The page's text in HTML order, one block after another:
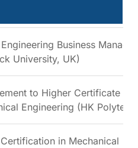
Business
University, UK)
to Higher Certificate in
Engineering (HK
in Mechanical